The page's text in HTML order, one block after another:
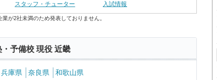
スタッフ・チューター 入試情報
が2社未満のため発表しておりません。
予備校 現役 近畿
兵庫県 奈良県 和歌山県